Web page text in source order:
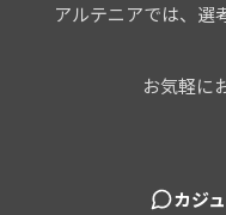
アルテニアでは、選
お気軽に
カジ